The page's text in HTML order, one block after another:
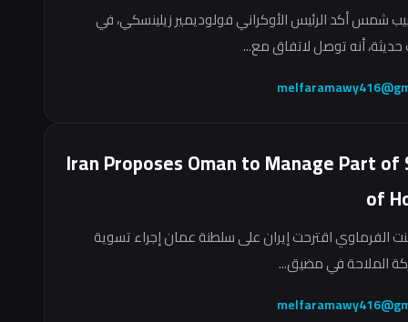
شمس أكد الرئيس الأوكراني فولوديمير زيلينسكي، في
أنه توصل لاتفاق مع...
Iran Proposes Oman to Manage Part
of
الفرماوي اقترحت إيران على سلطنة عمان إجراء تسوية
الملاحة في مضيق...